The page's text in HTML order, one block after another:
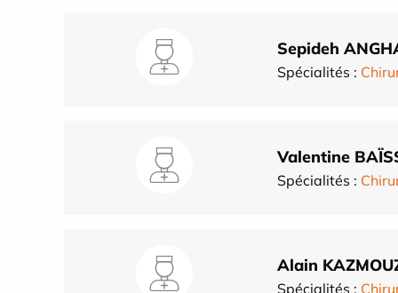
Sepideh
Spécialités :
Valentine
Spécialités :
Alain
Spécialités :